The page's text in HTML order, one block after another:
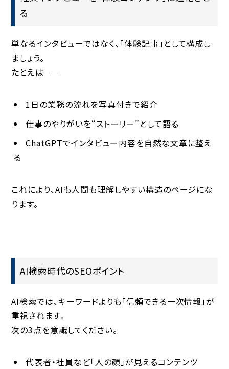
る
単なるインタビューではなく、「体験記事」として構成し
ましょう。
たとえば──
1日の業務の流れを写真付きで紹介
仕事のやりがいを“ストーリー”として語る
ChatGPTでインタビュー内容を自然な文章に整え
る
これにより、AIも人間も理解しやすい構造のページにな
ります。
AI検索時代のSEOポイント
AI検索では、キーワードよりも「信頼できる一次情報」が
重視されます。
次の3点を意識してください。
代表者・社員など「人の顔」が見えるコンテンツ